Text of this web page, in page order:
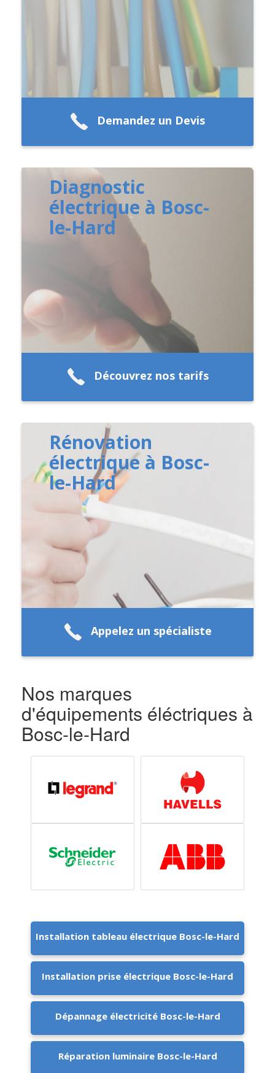
Demandez un Devis
Diagnostic
électrique à Bosc-
le-Hard
Découvrez nos tarifs
Rénovation
électrique à Bosc-
le-Hard
Appelez un spécialiste
Nos marques
d'équipements éléctriques à
Bosc-le-Hard
Installation tableau électrique Bosc-le-Hard
Installation prise électrique Bosc-le-Hard
Dépannage électricité Bosc-le-Hard
Réparation luminaire Bosc-le-Hard